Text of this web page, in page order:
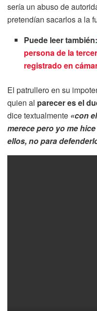
sería un abuso de
pretendían sacarlos a la
Puede leer
persona de la
registrado en
El patrullero en su
quien al parecer es el
dice textualmente «con
merece pero yo me
ellos, no para